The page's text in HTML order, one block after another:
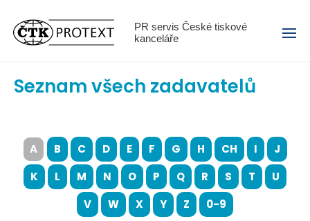
PR servis České tiskové
kanceláře
Menu
Seznam všech zadavatelů
A B C D E F G H CH I
J
K
L M N O P Q R S T
U
V
W X Y Z 0-9